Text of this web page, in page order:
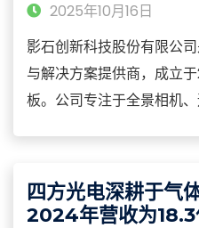
2025年10月16日
影石创新科技股份有限公
与解决方案提供商，成立
板。公司专注于全景相机
级三大系列，广泛应用于
作、房地产展示、新闻采
四方光电深耕于气
2024年营收为18.3